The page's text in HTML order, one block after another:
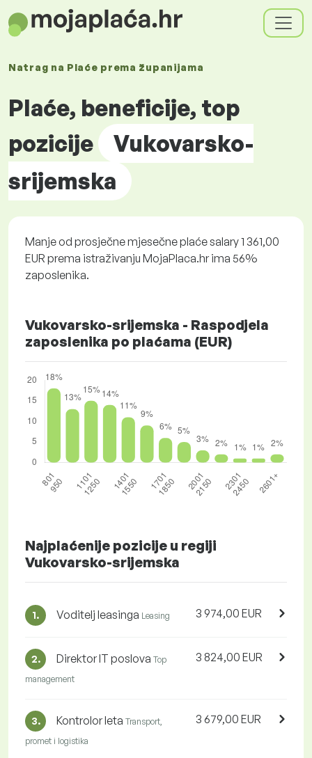
Natrag na Plaće prema županijama
Plaće, beneficije, top
pozicije
Vukovarsko-
srijemska
Manje od prosječne mjesečne plaće salary 1 361,00
EUR prema istraživanju MojaPlaca.hr ima 56%
zaposlenika.
Vukovarsko-srijemska - Raspodjela
zaposlenika po plaćama (EUR)
Najplaćenije pozicije u regiji
Vukovarsko-srijemska
1. Voditelj leasinga Leasing 3 974,00 EUR
2. Direktor IT poslova Top
management
3 824,00 EUR
3. Kontrolor leta Transport,
promet i logistika
3 679,00 EUR